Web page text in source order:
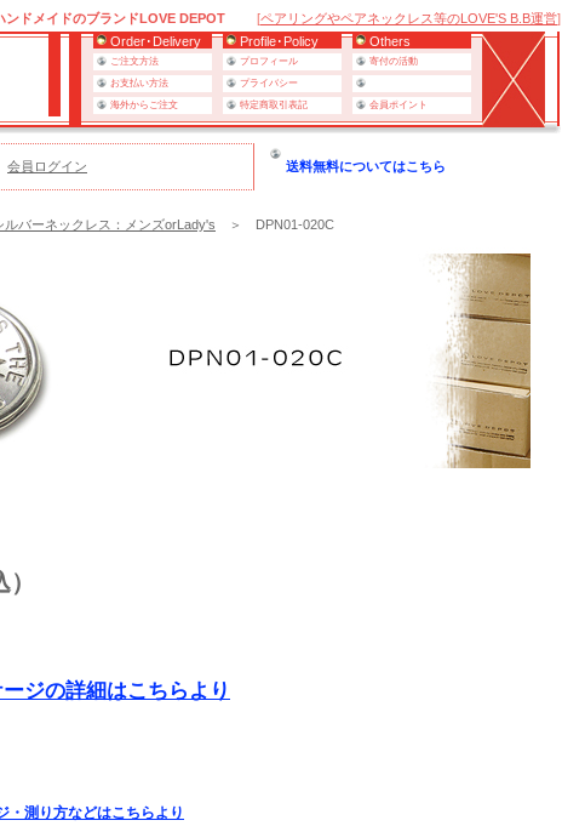
ンドメイドのブランドLOVE DEPOT [ペアリングやペアネックレス等のLOVE'S B.B運営]
Order･Delivery
Profile･Policy Others
ご注文方法 プロフィール
寄付の活動
お支払い方法
プライバシー
海外からご注文
特定商取引表記 会員ポイント
会員ログイン 送料無料についてはこちら
ルバーネックレス：メンズorLady's ＞ DPN01-020C
の詳細はこちらより
測り方などはこちらより